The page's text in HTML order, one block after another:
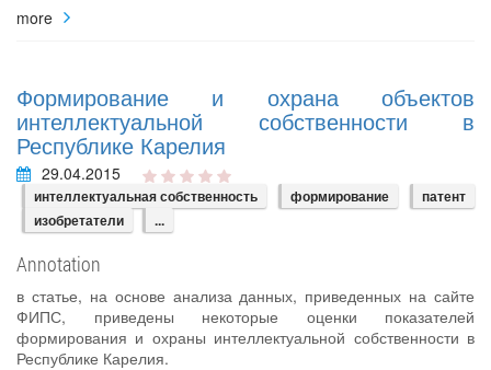
more
Формирование и охрана объектов
интеллектуальной собственности в
Республике Карелия
29.04.2015
интеллектуальная собственность формирование
патент
изобретатели
...
Annotation
в статье, на основе анализа данных, приведенных на сайте
ФИПС, приведены некоторые оценки показателей
формирования и охраны интеллектуальной собственности в
Республике Карелия.